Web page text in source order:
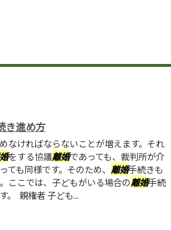
き進め方
なければならないことが増えます。それ
をする協議離婚であっても、裁判所が介
ても同様です。そのため、 離婚手続きも
ここでは、子どもがいる場合の離婚手続
。 親権者 子ども...